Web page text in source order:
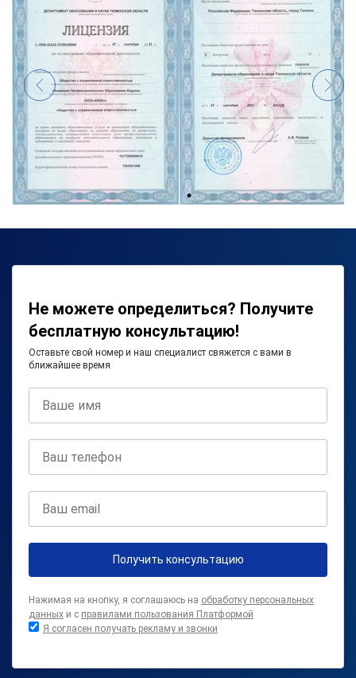
Не можете определиться? Получите
бесплатную консультацию!
Оставьте свой номер и наш специалист свяжется с вами в
ближайшее время
Получить консультацию
Нажимая на кнопку, я соглашаюсь на обработку персональных
данных и с правилами пользования Платформой
Я согласен получать рекламу и звонки